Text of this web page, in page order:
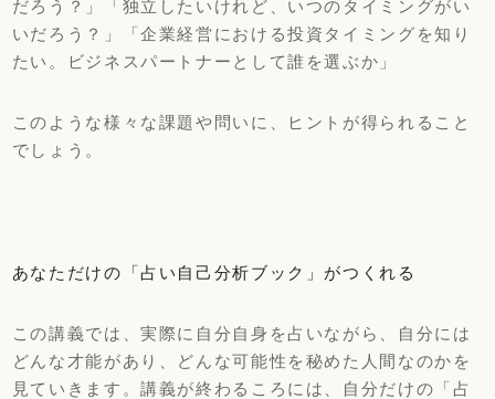
だろう？」「独立したいけれど、いつのタイミングがい
いだろう？」「企業経営における投資タイミングを知り
たい。ビジネスパートナーとして誰を選ぶか」
このような様々な課題や問いに、ヒントが得られること
でしょう。
あなただけの「占い自己分析ブック」がつくれる
この講義では、実際に自分自身を占いながら、自分には
どんな才能があり、どんな可能性を秘めた人間なのかを
見ていきます。講義が終わるころには、自分だけの「占